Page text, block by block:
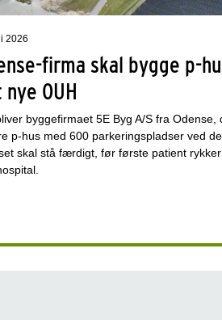
2026
firma skal bygge p-
OUH
byggefirmaet 5E Byg A/S fra Odense,
p-hus med 600 parkeringspladser ved
skal stå færdigt, før første patient